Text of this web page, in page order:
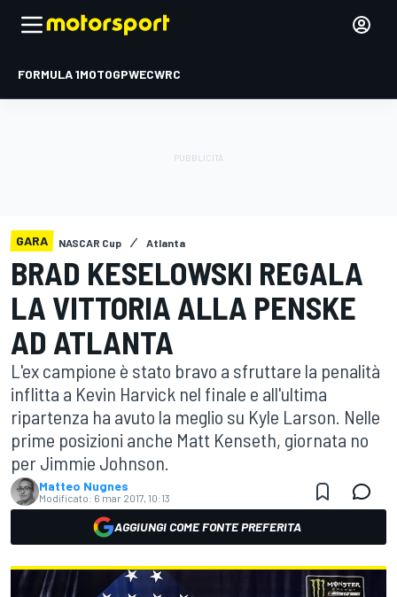
FORMULA 1MOTOGPWECWRC
GARA NASCAR Cup Atlanta
BRAD KESELOWSKI REGALA
LA VITTORIA ALLA PENSKE
AD ATLANTA
L'ex campione è stato bravo a sfruttare la penalità
inflitta a Kevin Harvick nel finale e all'ultima
ripartenza ha avuto la meglio su Kyle Larson. Nelle
prime posizioni anche Matt Kenseth, giornata no
per Jimmie Johnson.
Matteo Nugnes
Modificato: 6 mar 2017, 10:13
AGGIUNGI COME FONTE PREFERITA